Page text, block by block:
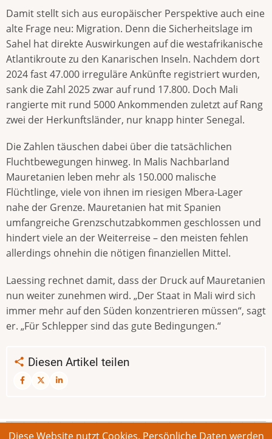
Damit stellt sich aus europäischer Perspektive auch eine
alte Frage neu: Migration. Denn die Sicherheitslage im
Sahel hat direkte Auswirkungen auf die westafrikanische
Atlantikroute zu den Kanarischen Inseln. Nachdem dort
2024 fast 47.000 irreguläre Ankünfte registriert wurden,
sank die Zahl 2025 zwar auf rund 17.800. Doch Mali
rangierte mit rund 5000 Ankommenden zuletzt auf Rang
zwei der Herkunftsländer, nur knapp hinter Senegal.
Die Zahlen täuschen dabei über die tatsächlichen
Fluchtbewegungen hinweg. In Malis Nachbarland
Mauretanien leben mehr als 150.000 malische
Flüchtlinge, viele von ihnen im riesigen Mbera-Lager
nahe der Grenze. Mauretanien hat mit Spanien
umfangreiche Grenzschutzabkommen geschlossen und
hindert viele an der Weiterreise – den meisten fehlen
allerdings ohnehin die nötigen finanziellen Mittel.
Laessing rechnet damit, dass der Druck auf Mauretanien
nun weiter zunehmen wird. „Der Staat in Mali wird sich
immer mehr auf den Süden konzentrieren müssen“, sagt
er. „Für Schlepper sind das gute Bedingungen.“
Diesen Artikel teilen
Diese Website nutzt Cookies. Persönliche Daten werden